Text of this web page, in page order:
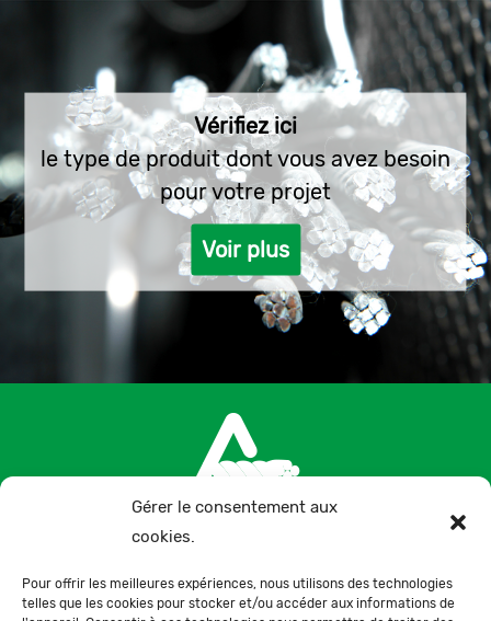
Gérer le consentement aux
cookies.
Pour offrir les meilleures expériences, nous utilisons des technologies
telles que les cookies pour stocker et/ou accéder aux informations de
Vérifiez ici
le type de produit dont vous avez besoin
pour votre projet
Voir plus
+34 957 300 075